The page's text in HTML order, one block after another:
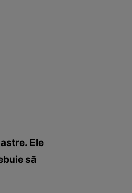
Ele
să